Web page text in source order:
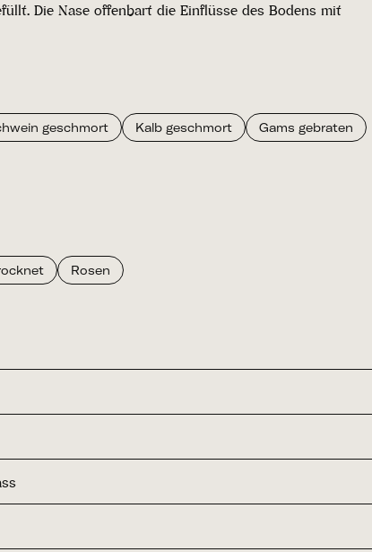
Die Nase offenbart die Einflüsse des Bodens mit
geschmort Kalb geschmort
Gams gebraten
Rosen